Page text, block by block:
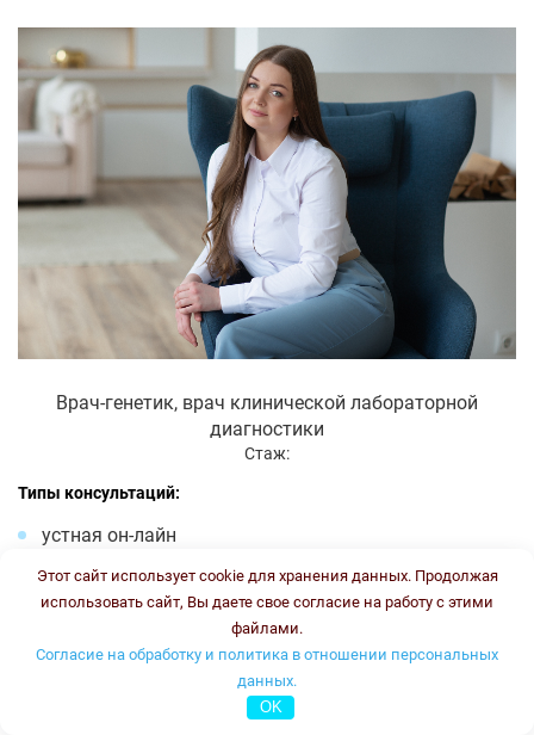
Врач-генетик, врач клинической лабораторной
диагностики
Стаж:
Типы консультаций:
устная он-лайн
письменная офлайн
3500 рублей
График работы:ПН, ВТ, ЧТ, ПТ с 16.00 до 18.00
Онлайн консультация
Этот сайт использует cookie для хранения данных. Продолжая
использовать сайт, Вы даете свое согласие на работу с этими
файлами.
Согласие на обработку и политика в отношении персональных
данных.
OK